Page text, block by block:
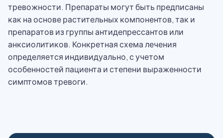
тревожности. Препараты могут быть предписаны
как на основе растительных компонентов, так и
препаратов из группы антидепрессантов или
анксиолитиков. Конкретная схема лечения
определяется индивидуально, с учетом
особенностей пациента и степени выраженности
симптомов тревоги.